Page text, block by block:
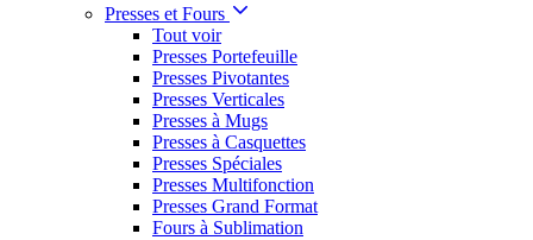
Presses et Fours
Tout voir
Presses Portefeuille
Presses Pivotantes
Presses Verticales
Presses à Mugs
Presses à Casquettes
Presses Spéciales
Presses Multifonction
Presses Grand Format
Fours à Sublimation